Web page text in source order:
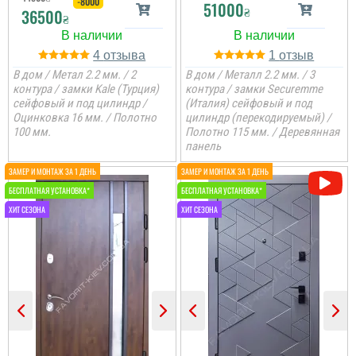
Денис
36500₴
4
В дом / Метал 2.2 мм. / 2
контура / замки Kale (Турция)
сейфовый и под цилиндр /
Оцинковка 16 мм. / Полотно
100 мм.
51000₴
1
В дом / Металл 2.2 мм. / 3
контура / замки Securemme
(Италия) сейфовый и под
цилиндр (перекодируемый) /
Полотно 115 мм. / Деревянная
панель